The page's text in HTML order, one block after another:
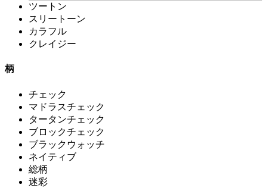
ツートン
スリートーン
カラフル
クレイジー
柄
チェック
マドラスチェック
タータンチェック
ブロックチェック
ブラックウォッチ
ネイティブ
総柄
迷彩